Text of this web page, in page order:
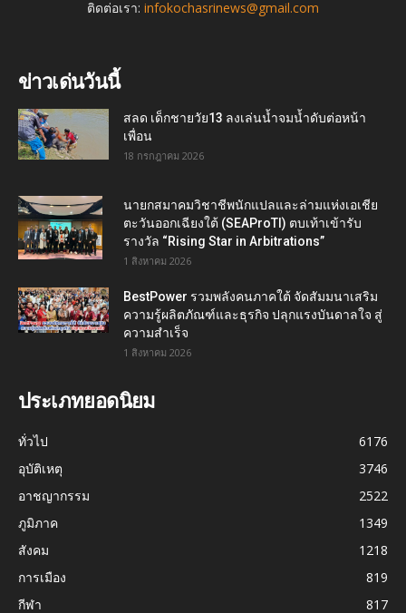
ติดต่อเรา: infokochasrinews@gmail.com
ข่าวเด่นวันนี้
สลด เด็กชายวัย13 ลงเล่นน้ำจมน้ำดับต่อหน้า
เพื่อน
18 กรกฎาคม 2026
นายกสมาคมวิชาชีพนักแปลและล่ามแห่งเอเชีย
ตะวันออกเฉียงใต้ (SEAProTI) ตบเท้าเข้ารับ
รางวัล “Rising Star in Arbitrations”
1 สิงหาคม 2026
BestPower รวมพลังคนภาคใต้ จัดสัมมนาเสริม
ความรู้ผลิตภัณฑ์และธุรกิจ ปลุกแรงบันดาลใจ สู่
ความสำเร็จ
1 สิงหาคม 2026
ประเภทยอดนิยม
ทั่วไป
6176
อุบัติเหตุ
3746
อาชญากรรม
2522
ภูมิภาค
1349
สังคม
1218
การเมือง
819
กีฬา
817